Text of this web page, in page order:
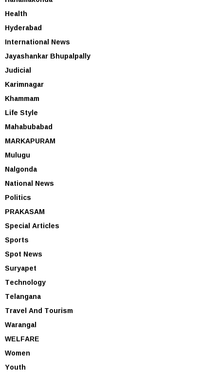
Health
Hyderabad
International News
Jayashankar Bhupalpally
Judicial
Karimnagar
Khammam
Life Style
Mahabubabad
MARKAPURAM
Mulugu
Nalgonda
National News
Politics
PRAKASAM
Special Articles
Sports
Spot News
Suryapet
Technology
Telangana
Travel And Tourism
Warangal
WELFARE
Women
Youth